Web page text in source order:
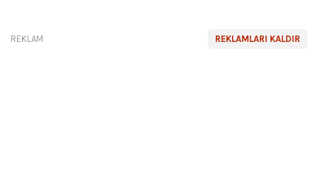
REKLAMLARI KALDIR
REKLAM